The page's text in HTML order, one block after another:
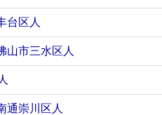
台区人
山市三水区人
通崇川区人